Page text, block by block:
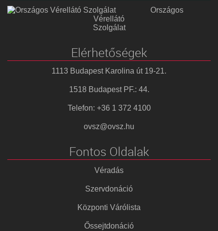
Országos
Vérellátó
Szolgálat
Elérhetőségek
1113 Budapest Karolina út 19-21.
1518 Budapest PF.: 44.
Telefon: +36 1 372 4100
ovsz@ovsz.hu
Fontos Oldalak
Véradás
Szervdonáció
Központi Várólista
Őssejtdonáció